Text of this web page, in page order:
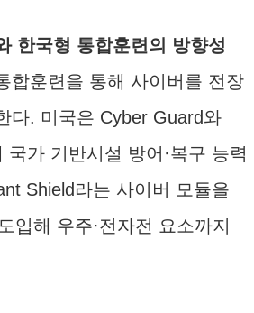
한국형 통합훈련의 방향성
합훈련을 통해 사이버를 전장
다. 미국은 Cyber Guard와
국가 기반시설 방어·복구 능력
Shield라는 사이버 모듈을
입해 우주·전자전 요소까지